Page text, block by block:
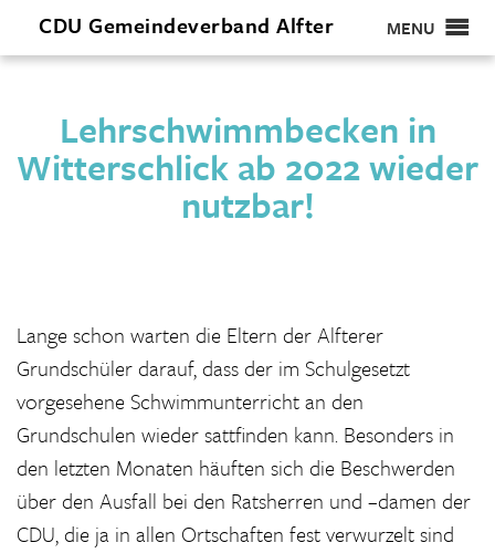
CDU Gemeindeverband Alfter MENU
Lehrschwimmbecken in
Witterschlick ab 2022 wieder
nutzbar!
Lange schon warten die Eltern der Alfterer
Grundschüler darauf, dass der im Schulgesetzt
vorgesehene Schwimmunterricht an den
Grundschulen wieder sattfinden kann. Besonders in
den letzten Monaten häuften sich die Beschwerden
über den Ausfall bei den Ratsherren und –damen der
CDU, die ja in allen Ortschaften fest verwurzelt sind